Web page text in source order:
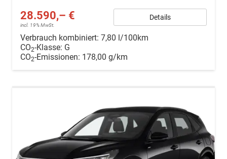
28.590,– €
incl. 19% MwSt.
Details
Verbrauch kombiniert: 7,80 l/100km
CO2-Klasse: G
CO2-Emissionen: 178,00 g/km